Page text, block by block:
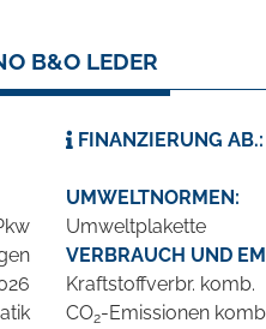
B&O LEDER
FINANZIERUNG
UMWELTNORMEN:
Umweltplakette
VERBRAUCH UND
Kraftstoffverbr. komb.
CO2-Emissionen